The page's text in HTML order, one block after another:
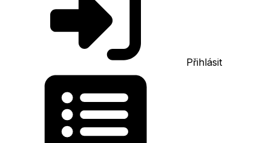
Přihlásit